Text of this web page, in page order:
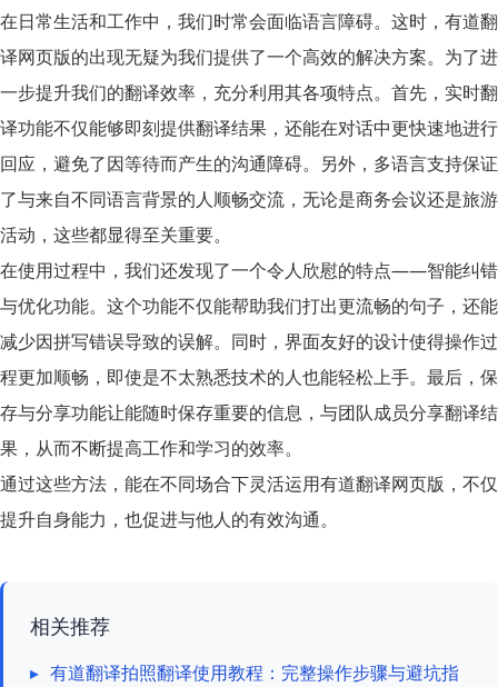
在日常生活和工作中，我们时常会面临语言障碍。这时， 有道翻
译网页版的出现无疑为我们提供了一个高效的解决方案。为了进
一步提升我们的翻译效率，充分利用其各项特点。首先， 实时翻
译功能不仅能够即刻提供翻译结果，还能在对话中更快速地进行
回应，避免了因等待而产生的沟通障碍。另外， 多语言支持保证
了与来自不同语言背景的人顺畅交流，无论是商务会议还是旅游
活动，这些都显得至关重要。
在使用过程中，我们还发现了一个令人欣慰的特点——智能纠错
与优化功能。这个功能不仅能帮助我们打出更流畅的句子，还能
减少因拼写错误导致的误解。同时，界面友好的设计使得操作过
程更加顺畅，即使是不太熟悉技术的人也能轻松上手。最后，保
存与分享功能让能随时保存重要的信息，与团队成员分享翻译结
果，从而不断提高工作和学习的效率。
通过这些方法，能在不同场合下灵活运用有道翻译网页版，不仅
提升自身能力，也促进与他人的有效沟通。
相关推荐
▸ 有道翻译拍照翻译使用教程：完整操作步骤与避坑指